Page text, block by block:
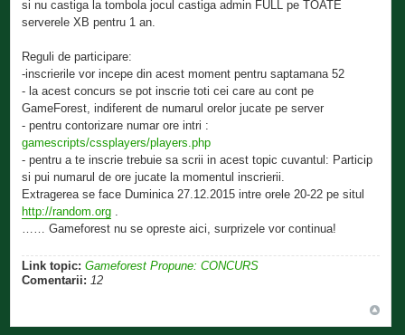
si nu castiga la tombola jocul castiga admin FULL pe TOATE
serverele XB pentru 1 an.
Reguli de participare:
-inscrierile vor incepe din acest moment pentru saptamana 52
- la acest concurs se pot inscrie toti cei care au cont pe
GameForest, indiferent de numarul orelor jucate pe server
- pentru contorizare numar ore intri :
gamescripts/cssplayers/players.php
- pentru a te inscrie trebuie sa scrii in acest topic cuvantul: Particip
si pui numarul de ore jucate la momentul inscrierii.
Extragerea se face Duminica 27.12.2015 intre orele 20-22 pe situl
http://random.org
…… Gameforest nu se opreste aici, surprizele vor continua!
Link topic: Gameforest Propune: CONCURS
Comentarii: 12